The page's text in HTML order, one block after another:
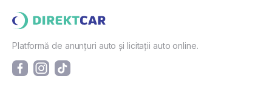
Platformă de anunțuri auto și licitații auto online.